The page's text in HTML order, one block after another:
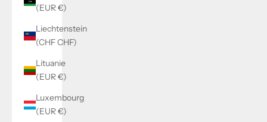
(EUR €)
Liechtenstein
(CHF CHF)
Lituanie
(EUR €)
Luxembourg
(EUR €)